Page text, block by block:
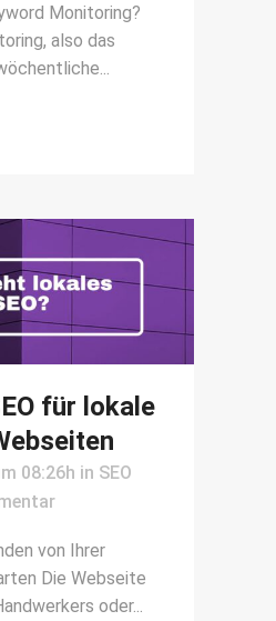
Monitoring?
also das
für lokale
08:26h in SEO
von Ihrer
Die Webseite
oder...